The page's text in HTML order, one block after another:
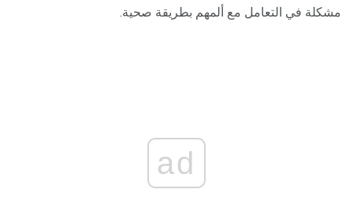
مشكلة في التعامل مع ألمهم بطريقة صحية.
ad